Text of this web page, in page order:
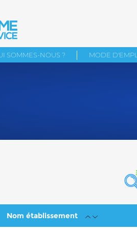
SOMMES-NOUS ? MODE
Nom établissement